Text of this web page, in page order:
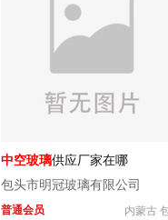
中空玻璃供应厂家在哪
包头市明冠玻璃有限公司
内蒙古
普通会员